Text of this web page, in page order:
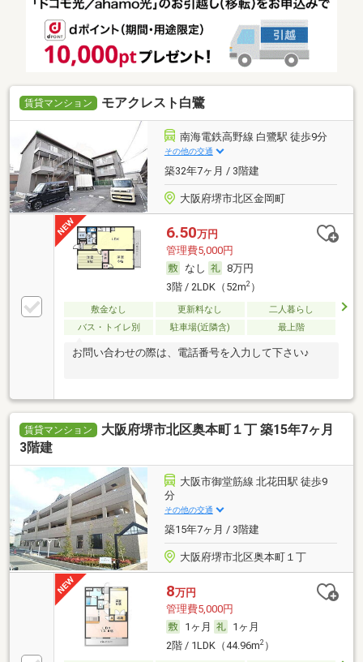
賃貸マンション モアクレスト白鷺
南海電鉄高野線 白鷺駅 徒歩9分
その他の交通
築32年7ヶ月 / 3階建
大阪府堺市北区金岡町
6.50万円
管理費5,000円
なし
8万円
3階 / 2LDK（52m2）
敷金なし 更新料なし
二人暮らし
バス・トイレ別
駐車場(近隣含) 最上階
お問い合わせの際は、電話番号を入力して下さい♪
賃貸マンション
大阪府堺市北区奥本町１丁 築15年7ヶ月
3階建
大阪市御堂筋線 北花田駅 徒歩9
分
その他の交通
築15年7ヶ月 / 3階建
大阪府堺市北区奥本町１丁
8万円
管理費5,000円
1ヶ月
1ヶ月
2階 / 1LDK（44.96m2）